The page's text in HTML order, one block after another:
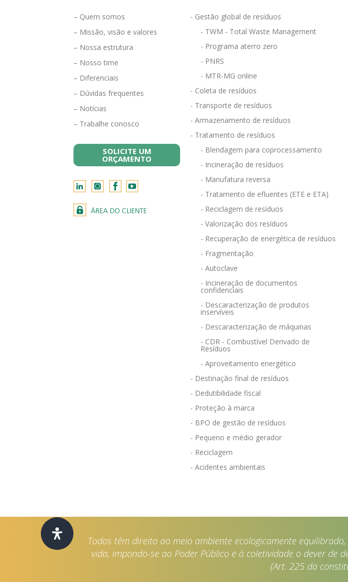
– Quem somos
– Missão, visão e valores
– Nossa estrutura
– Nosso time
– Diferenciais
– Dúvidas frequentes
– Notícias
– Trabalhe conosco
SOLICITE UM
ORÇAMENTO
- Gestão global de resíduos
- TWM - Total Waste Management
- Programa aterro zero
- PNRS
- MTR-MG online
- Coleta de resíduos
- Transporte de resíduos
- Armazenamento de resíduos
- Tratamento de resíduos
- Blendagem para coprocessamento
- Incineração de resíduos
- Manufatura reversa
- Tratamento de efluentes (ETE e ETA)
- Reciclagem de resíduos
- Valorização dos resíduos
- Recuperação de energética de resíduos
- Fragmentação
- Autoclave
- Incineração de documentos
confidenciais
- Descaracterização de produtos
inservíveis
- Descaracterização de máquinas
- CDR - Combustível Derivado de
Resíduos
- Aproveitamento energético
- Destinação final de resíduos
- Dedutibilidade fiscal
- Proteção à marca
- BPO de gestão de resíduos
- Pequeno e médio gerador
- Reciclagem
- Acidentes ambientais
Todos têm direito ao meio ambiente ecologicamente
vida, impondo-se ao Poder Público e à coletividade o dever de
(Art. 225 da